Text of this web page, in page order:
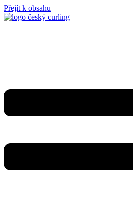
Přejít k obsahu